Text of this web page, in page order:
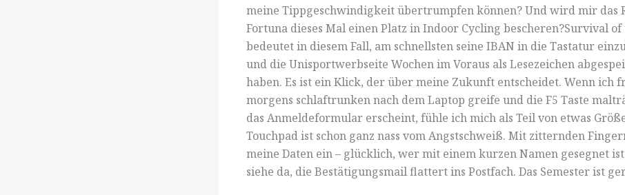
meine Tippgeschwindigkeit übertrumpfen können? Und wird mir das
Fortuna dieses Mal einen Platz in Indoor Cycling bescheren?Survival
bedeutet in diesem Fall, am schnellsten seine IBAN in die Tastatur
und die Unisportwerbseite Wochen im Voraus als Lesezeichen
haben. Es ist ein Klick, der über meine Zukunft entscheidet. Wenn ich
morgens schlaftrunken nach dem Laptop greife und die F5 Taste
das Anmeldeformular erscheint, fühle ich mich als Teil von etwas
Touchpad ist schon ganz nass vom Angstschweiß. Mit zitternden
meine Daten ein – glücklich, wer mit einem kurzen Namen gesegnet
siehe da, die Bestätigungsmail flattert ins Postfach. Das Semester ist